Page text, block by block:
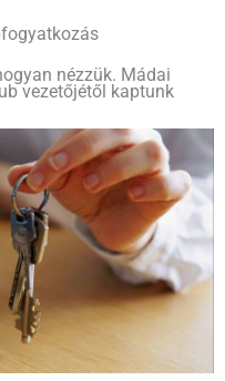
nézzük. Mádai
vezetőjétől kaptunk